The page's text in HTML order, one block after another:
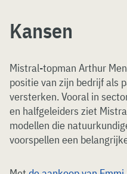
Kansen
Mistral-topman Arthur
positie van zijn bedrijf als
versterken. Vooral in
en halfgeleiders ziet
modellen die
voorspellen een